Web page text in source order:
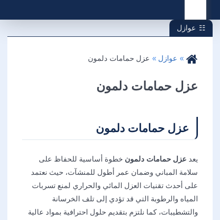
القائمة
عوازل
عوازل عزل حمامات دلمون
عزل حمامات دلمون
عزل حمامات دلمون
يعد عزل حمامات دلمون خطوة أساسية للحفاظ على
سلامة المباني وضمان عمر أطول للمنشآت، حيث نعتمد
على أحدث تقنيات العزل المائي والحراري لمنع تسربات
المياه والرطوبة التي قد تؤدي إلى تلف الخرسانة
والتشطيبات، كما نلتزم بتقديم حلول احترافية بمواد عالية